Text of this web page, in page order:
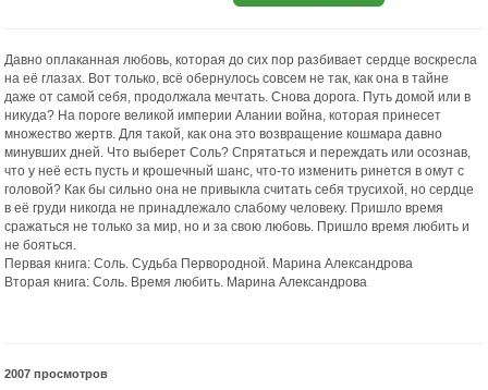
Давно оплаканная любовь, которая до сих пор разбивает сердце воскресла
на её глазах. Вот только, всё обернулось совсем не так, как она в тайне
даже от самой себя, продолжала мечтать. Снова дорога. Путь домой или в
никуда? На пороге великой империи Алании война, которая принесет
множество жертв. Для такой, как она это возвращение кошмара давно
минувших дней. Что выберет Соль? Спрятаться и переждать или осознав,
что у неё есть пусть и крошечный шанс, что-то изменить ринется в омут с
головой? Как бы сильно она не привыкла считать себя трусихой, но сердце
в её груди никогда не принадлежало слабому человеку. Пришло время
сражаться не только за мир, но и за свою любовь. Пришло время любить и
не бояться.
Первая книга: Соль. Судьба Первородной. Марина Александрова
Вторая книга: Соль. Время любить. Марина Александрова
2007 просмотров